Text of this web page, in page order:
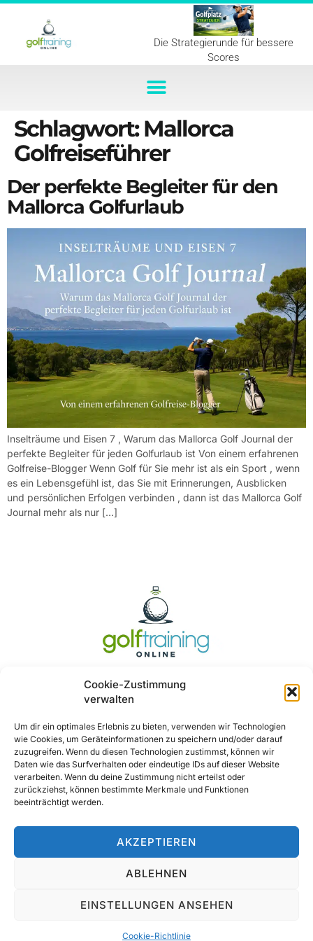
Cookie-Zustimmung
verwalten
Um dir ein optimales Erlebnis zu bieten, verwenden wir Technologien
wie Cookies, um Geräteinformationen zu speichern und/oder darauf
zuzugreifen. Wenn du diesen Technologien zustimmst, können wir
Daten wie das Surfverhalten oder eindeutige IDs auf dieser Website
verarbeiten. Wenn du deine Zustimmung nicht erteilst oder
zurückziehst, können bestimmte Merkmale und Funktionen
beeinträchtigt werden.
AKZEPTIEREN
ABLEHNEN
EINSTELLUNGEN ANSEHEN
Cookie-Richtlinie
Die Strategierunde für bessere
Scores
Schlagwort:Mallorca
Golfreiseführer
Der perfekte Begleiter für den
Mallorca Golfurlaub
Inselträume und Eisen 7 , Warum das Mallorca Golf Journal der
perfekte Begleiter für jeden Golfurlaub ist Von einem erfahrenen
Golfreise-Blogger Wenn Golf für Sie mehr ist als ein Sport , wenn
es ein Lebensgefühl ist, das Sie mit Erinnerungen, Ausblicken
und persönlichen Erfolgen verbinden , dann ist das Mallorca Golf
Journal mehr als nur […]
Ja, Gerne ..
© 2025 All Rights Reserved